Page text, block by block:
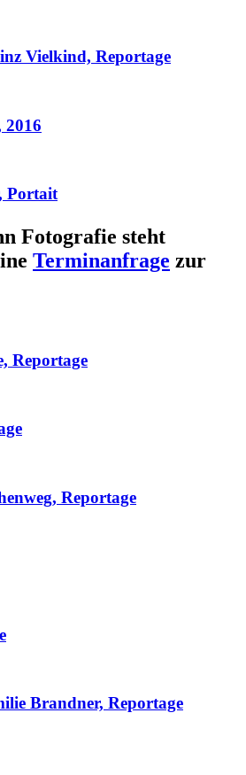
Vielkind, Reportage
2016
Portait
Fotografie steht
Terminanfrage zur
Reportage
Reportage
Brandner, Reportage